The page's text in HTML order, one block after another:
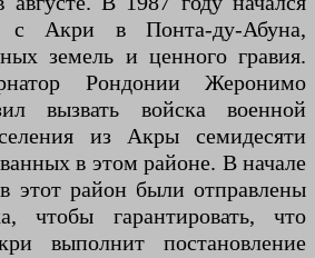
с Акри в Понта-ду-Абуна,
земель и ценного гравия.
Рондонии Жеронимо
вызвать войска военной
из Акры семидесяти
в этом районе. В начале
этот район были отправлены
чтобы гарантировать, что
выполнит постановление